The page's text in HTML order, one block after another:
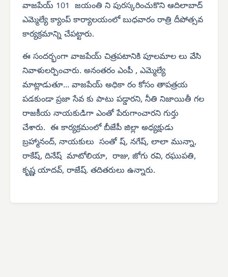
వాజపేయ్ 101 జయంతి ని పురస్కరించుకొని ఆదిలాబాద్
ఎమ్మెల్యే క్యాంప్ కార్యాలయంలో బుధవారం రాత్రి దీపోత్సవ
కార్యక్రమాన్ని చేపట్టారు.
ఈ సందర్భంగా వాజపేయ్ చిత్రపటానికి పూలమాల లు వేసి
నివాళులర్పించారు. అనంతరం ఎంపీ , ఎమ్మెల్యే
మాట్లాడుతూ... వాజపేయ్ అధికా రం కోసం తాపత్రయ
పడకుండా ప్రజా సేవ కు పాటు పడ్డారని, నీతి నిజాయితీ గల
రాజకీయ నాయకుడిగా ఎంతో పేరుగాంచారని గుర్తు
చేశారు. ఈ కార్యక్రమంలో బీజేపీ జిల్లా అధ్యక్షుడు
బ్రహ్మానంద్, నాయకులు సంతో ష్, నగేష్, లాలా మున్నా,
రాకేష్, దినేష్ మాటోలియా, రాజు, జోగు రవి, రఘుపతి,
కృష్ణ యాదవ్, రాజేష్. తదితరులు ఉన్నారు.